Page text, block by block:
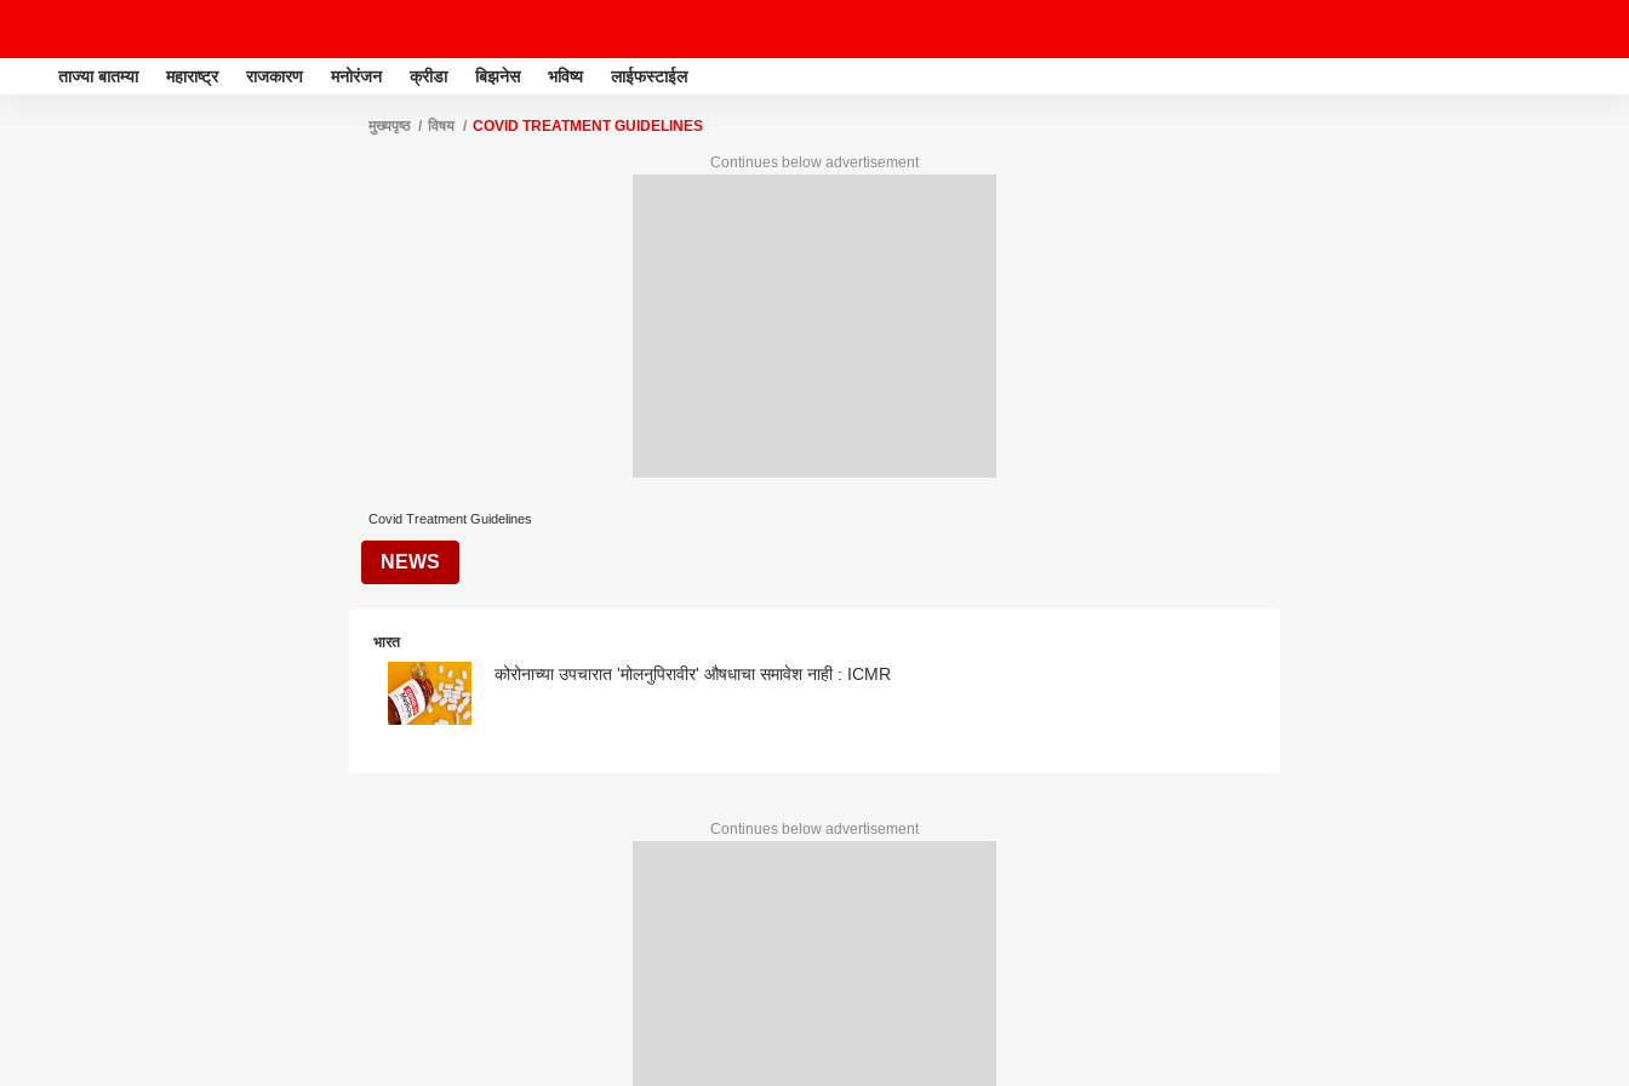
ताज्या बातम्या महाराष्ट्र राजकारण मनोरंजन क्रीडा बिझनेस भविष्य लाईफस्टाईल
मुख्यपृष्ठ विषय COVID TREATMENT GUIDELINES
Continues below advertisement
Covid Treatment Guidelines
NEWS
भारत
कोरोनाच्या उपचारात 'मोलनुपिरावीर' औषधाचा समावेश नाही : ICMR
Continues below advertisement